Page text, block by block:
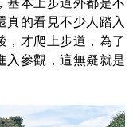
基本上步道外都是不
真的看見不少人踏入
，才爬上步道，為了
入參觀，這無疑就是